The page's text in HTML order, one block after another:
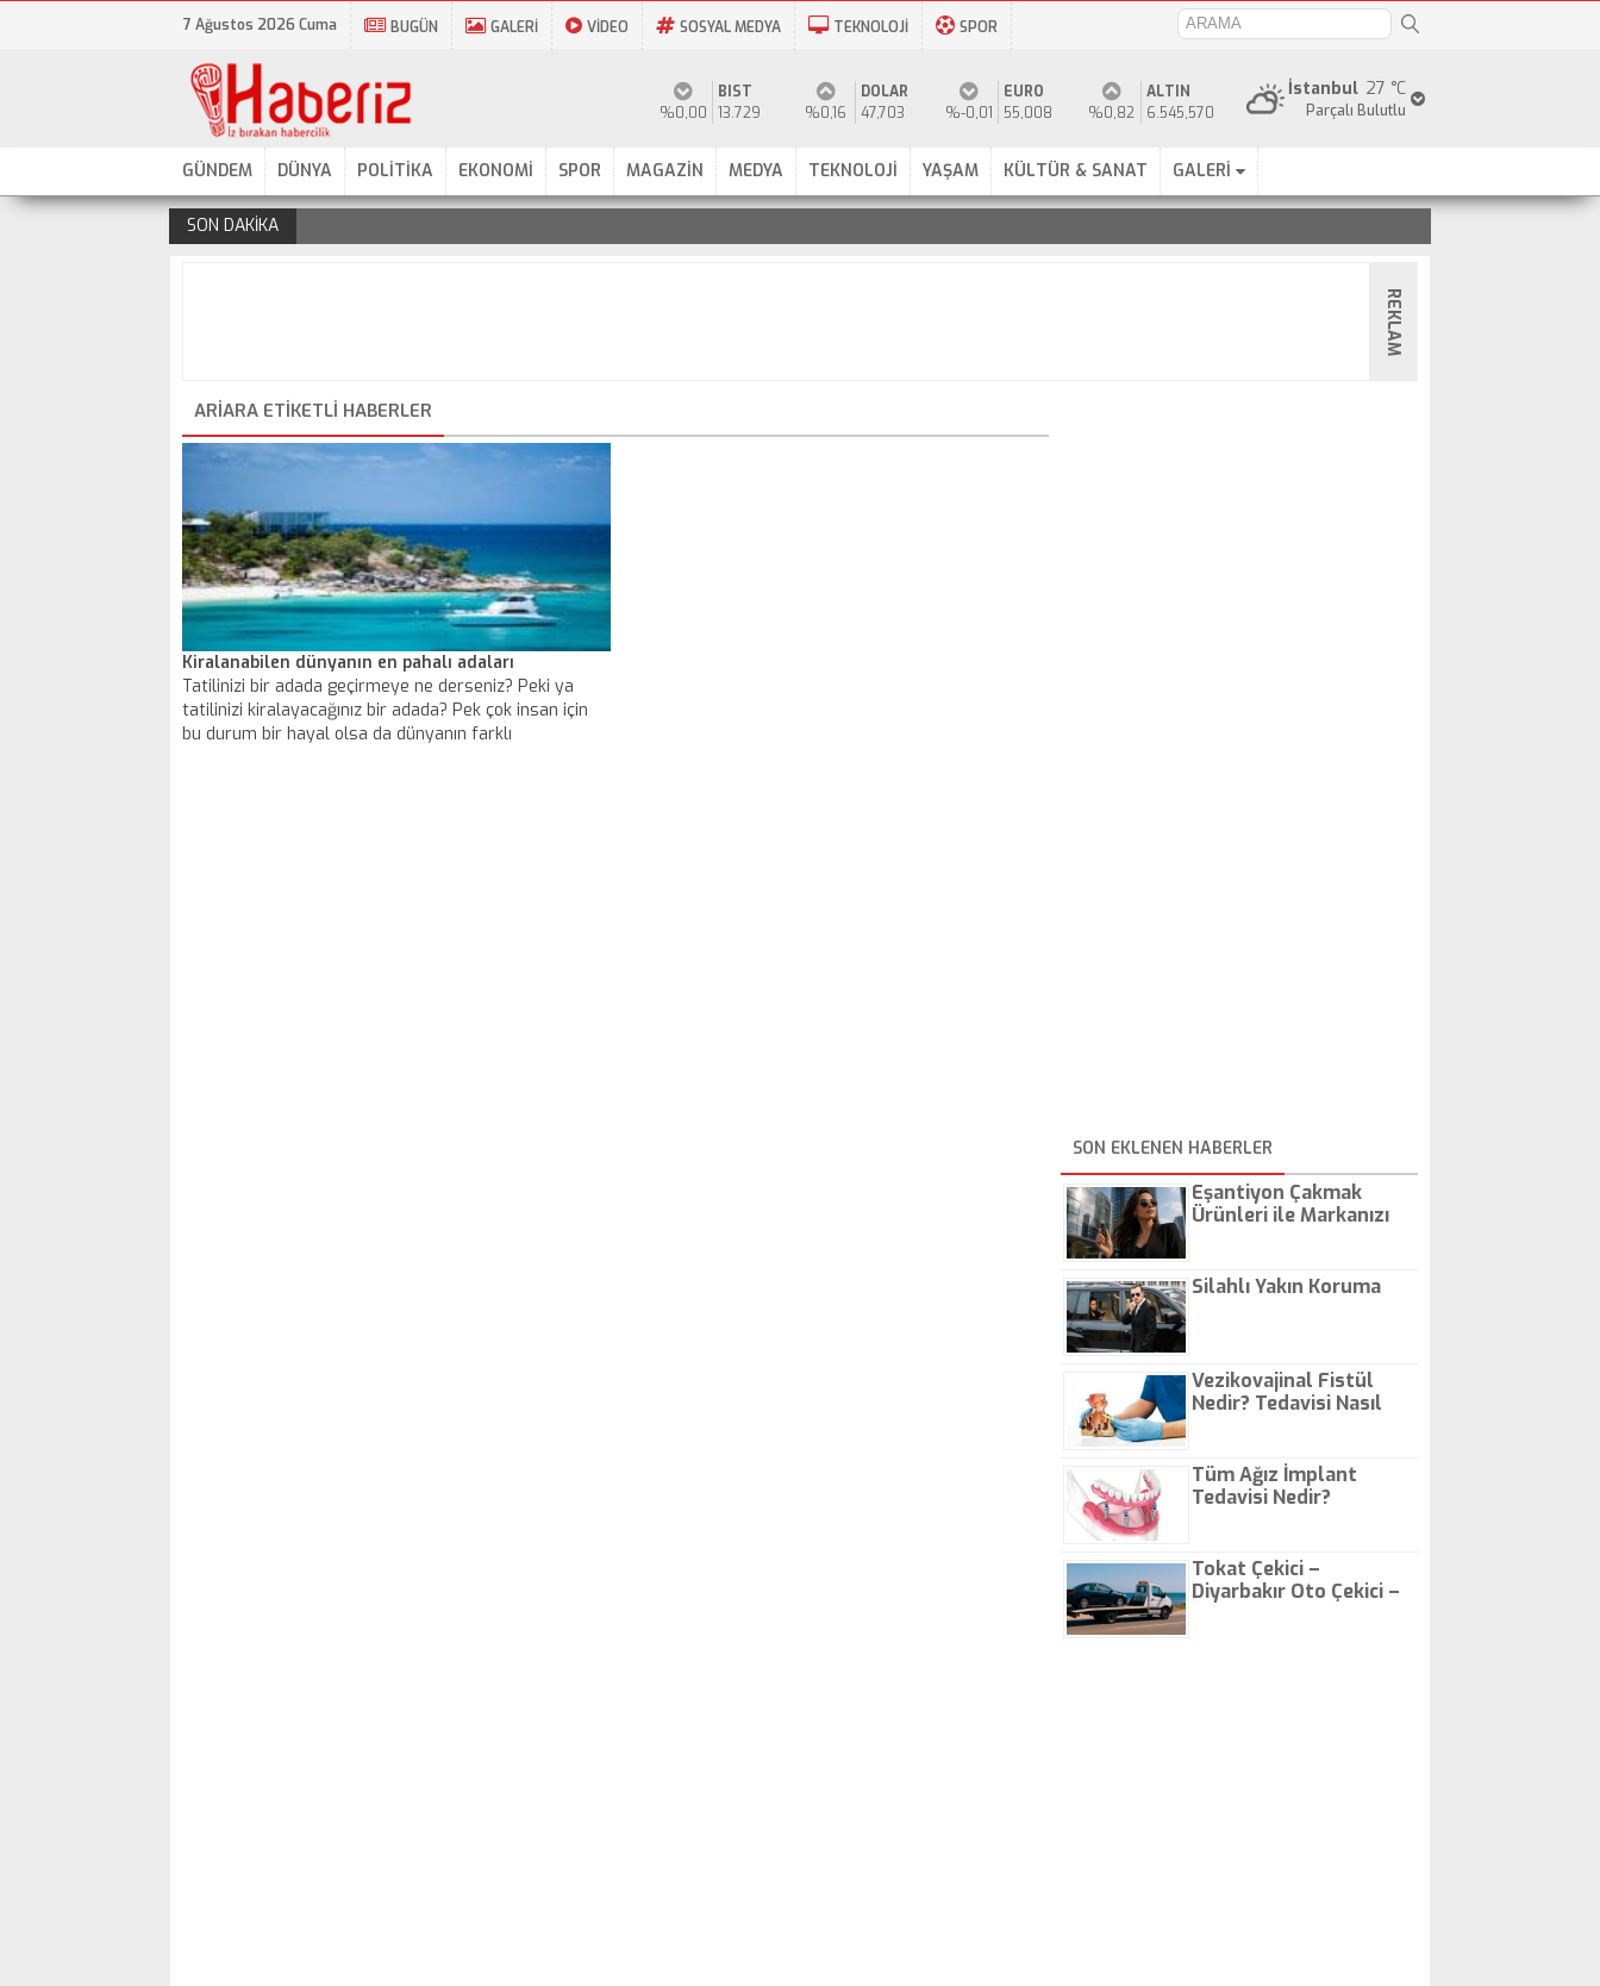
7 Ağustos 2026 Cuma BUGÜN GALERİ VİDEO SOSYAL MEDYA TEKNOLOJİ SPOR
27 °C
İstanbul
Parçalı Bulutlu
%0,00
BIST
13.729
%0,16
DOLAR
47,703
%-0,01
EURO
55,008
%0,82
ALTIN
6.545,570
GÜNDEM DÜNYA POLİTİKA EKONOMİ SPOR MAGAZİN MEDYA TEKNOLOJİ YAŞAM KÜLTÜR & SANAT GALERİ
SON DAKİKA
REKLAM
ARIARA ETIKETLI HABERLER
Kiralanabilen dünyanın en pahalı adaları
Tatilinizi bir adada geçirmeye ne derseniz? Peki ya
tatilinizi kiralayacağınız bir adada? Pek çok insan için
bu durum bir hayal olsa da dünyanın farklı
SON EKLENEN HABERLER
Eşantiyon Çakmak
Ürünleri ile Markanızı
Silahlı Yakın Koruma
Vezikovajinal Fistül
Nedir? Tedavisi Nasıl
Tüm Ağız İmplant
Tedavisi Nedir?
Tokat Çekici –
Diyarbakır Oto Çekici –